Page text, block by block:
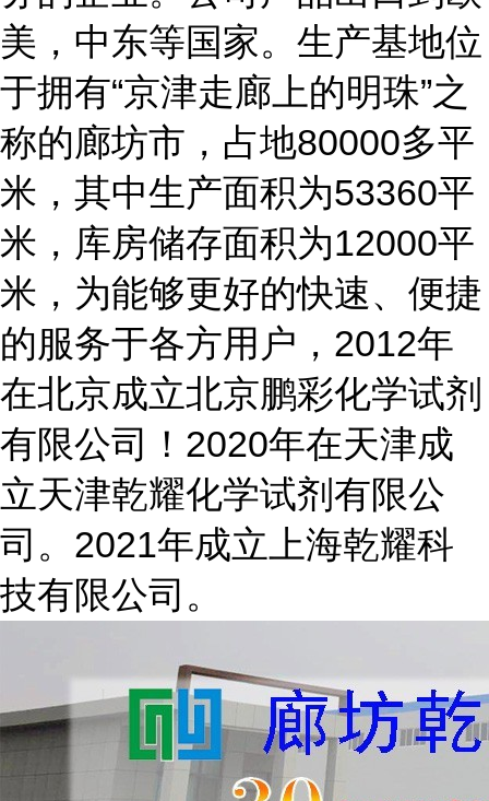
美，中东等国家。生产基地位
于拥有“京津走廊上的明珠”之
称的廊坊市，占地80000多平
米，其中生产面积为53360平
米，库房储存面积为12000平
米，为能够更好的快速、便捷
的服务于各方用户，2012年
在北京成立北京鹏彩化学试剂
有限公司！2020年在天津成
立天津乾耀化学试剂有限公
司。2021年成立上海乾耀科
技有限公司。